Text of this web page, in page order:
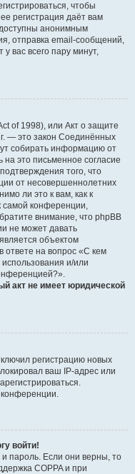
чтобы
регистрация даёт вам
анонимным
отправка email-сообщений,
у вас всего пару минут,
of 1998), или Акт о защите
— это закон Соединённых
собирать информацию от
это письменное согласие
того, что
от несовершеннолетних
ли это к вам, как к
самой конференции,
внимание, что phpBB
не может давать
объектом
ответе на вопрос «С кем
и/или
акт не имеет юридической
регистрацию новых
ваш IP-адрес или
войти!
пароль. Если они верны, то
COPPA и при